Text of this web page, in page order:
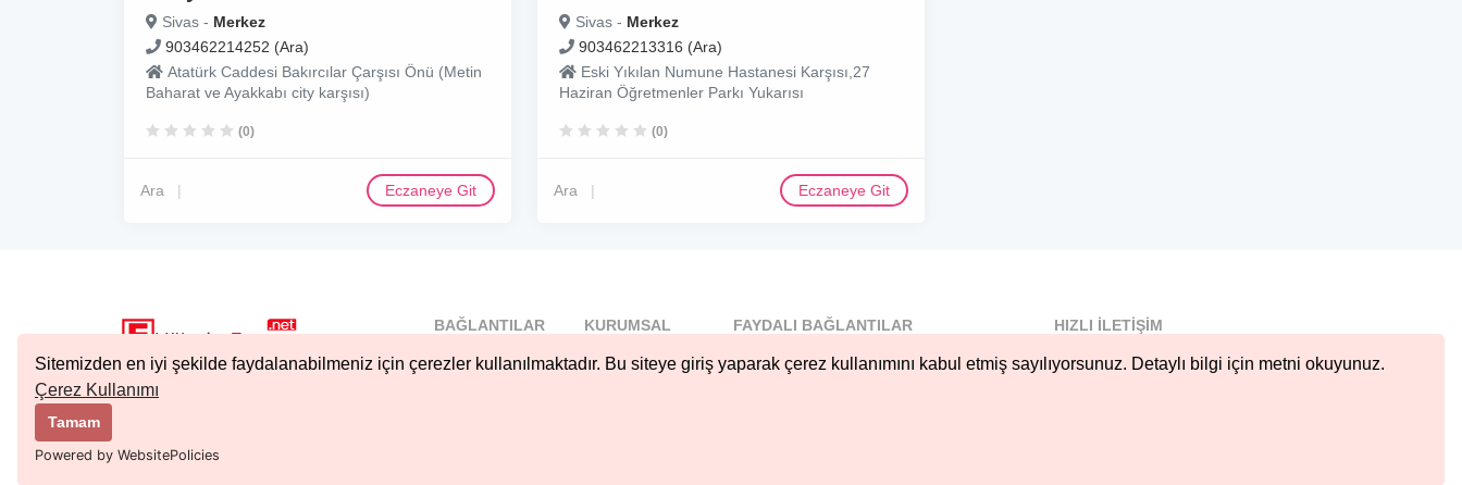
Sitemizden en iyi şekilde faydalanabilmeniz için çerezler kullanılmaktadır. Bu siteye giriş yaparak çerez kullanımını kabul etmiş sayılıyorsunuz. Detaylı bilgi için metni okuyunuz.
Çerez Kullanımı
Tamam
Powered by WebsitePolicies
Sivas - Merkez
903462214252 (Ara)
Atatürk Caddesi Bakırcılar Çarşısı Önü (Metin
Baharat ve Ayakkabı city karşısı)
(0)
Ara Eczaneye Git
Sivas - Merkez
903462213316 (Ara)
Eski Yıkılan Numune Hastanesi Karşısı,27
Haziran Öğretmenler Parkı Yukarısı
(0)
Ara Eczaneye Git
Copyright © 2023 Tüm Hakları Saklıdır.
BAĞLANTILAR
Nöbetçi...
KURUMSAL
Hakkımızda
FAYDALI BAĞLANTILAR
HIZLI İLETIŞIM